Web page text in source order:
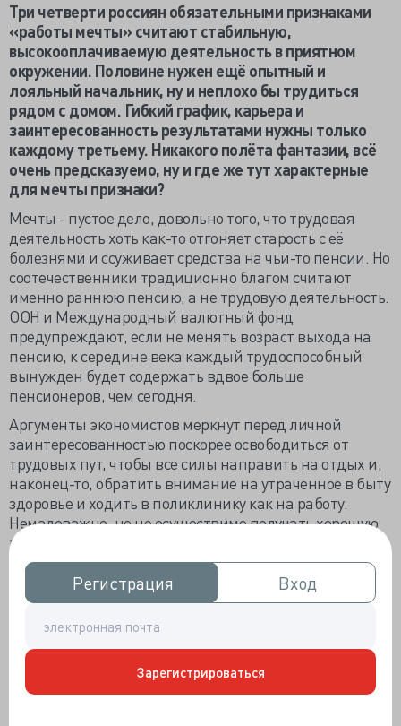
Регистрация
Регистрация Вход
Вход
Зарегистрироваться
Три четверти россиян обязательными признаками
«работы мечты» считают стабильную,
высокооплачиваемую деятельность в приятном
окружении. Половине нужен ещё опытный и
лояльный начальник, ну и неплохо бы трудиться
рядом с домом. Гибкий график, карьера и
заинтересованность результатами нужны только
каждому третьему. Никакого полёта фантазии, всё
очень предсказуемо, ну и где же тут характерные
для мечты признаки?
Мечты - пустое дело, довольно того, что трудовая
деятельность хоть как-то отгоняет старость с её
болезнями и ссуживает средства на чьи-то пенсии. Но
соотечественники традиционно благом считают
именно раннюю пенсию, а не трудовую деятельность.
ООН и Международный валютный фонд
предупреждают, если не менять возраст выхода на
пенсию, к середине века каждый трудоспособный
вынужден будет содержать вдвое больше
пенсионеров, чем сегодня.
Аргументы экономистов меркнут перед личной
заинтересованностью поскорее освободиться от
трудовых пут, чтобы все силы направить на отдых и,
наконец-то, обратить внимание на утраченное в быту
здоровье и ходить в поликлинику как на работу.
Немаловажно, но не осуществимо получать хорошую
пенсию. Как подсчитали эксперты Высшей школы
экономики в работе «Продолжительность трудовой
жизни в РФ: тренды и перспективы», для приличной
пенсии россиянам сильно не хватает трудовой
активности.
Активности даже не в смысле производительности, а
просто лет работы, при том что у нас трудовая неделя
побольше французской. С вычетом периода любого